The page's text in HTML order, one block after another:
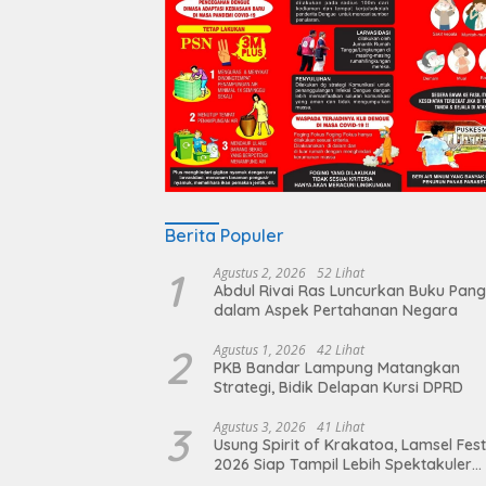
Berita Populer
1 Agustus 2, 2026 52 Lihat
Abdul Rivai Ras Luncurkan Buku
dalam Aspek Pertahanan Negara
2 Agustus 1, 2026 42 Lihat
PKB Bandar Lampung Matangkan
Strategi, Bidik Delapan Kursi DPRD
3 Agustus 3, 2026 41 Lihat
Usung Spirit of Krakatoa, Lamsel Fest
2026 Siap Tampil Lebih Spektakuler